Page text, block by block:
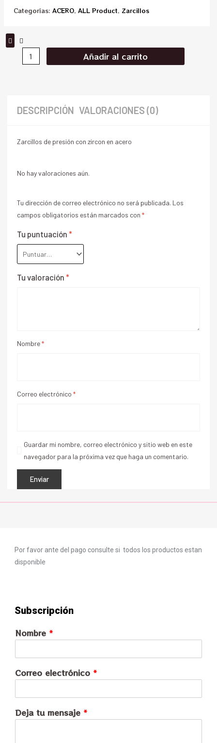
Categorías: ACERO, ALL Product, Zarcillos
Añadir al carrito
DESCRIPCIÓN VALORACIONES (0)
Zarcillos de presión con zircon en acero
No hay valoraciones aún.
Tu dirección de correo electrónico no será publicada. Los
campos obligatorios están marcados con *
Tu puntuación *
Tu valoración *
Nombre*
Correo electrónico *
Guardar mi nombre, correo electrónico y sitio web en este
navegador para la próxima vez que haga un comentario.
Por favor ante del pago consulte si todos los productos estan
disponible
Subscripción
Nombre *
Correo electrónico *
Deja tu mensaje *